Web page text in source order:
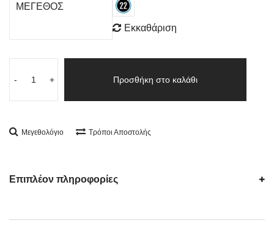
ΜΕΓΕΘΟΣ
Εκκαθάριση
- + Προσθήκη στο καλάθι
Μεγεθολόγιο Τρόποι Αποστολής
Επιπλέον πληροφορίες